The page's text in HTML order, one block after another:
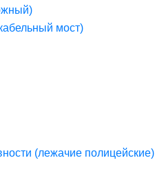
мост)
(лежачие полицейские)